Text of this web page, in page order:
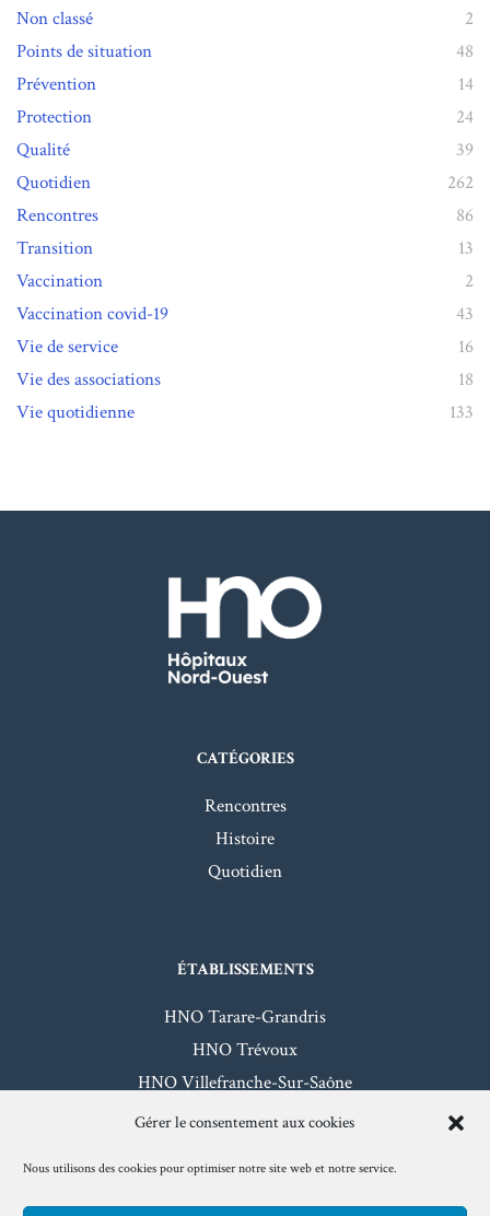
Gérer le consentement aux cookies
Nous utilisons des cookies pour optimiser notre site web et notre service.
Non classé
2
Points de situation
48
Prévention
14
Protection
24
Qualité
39
Quotidien
262
Rencontres
86
Transition
13
Vaccination
2
Vaccination covid-19
43
Vie de service
16
Vie des associations
18
Vie quotidienne
133
CATÉGORIES
Rencontres
Histoire
Quotidien
ÉTABLISSEMENTS
HNO Tarare-Grandris
HNO Trévoux
HNO Villefranche-Sur-Saône
HNO Beaujeu-Belleville